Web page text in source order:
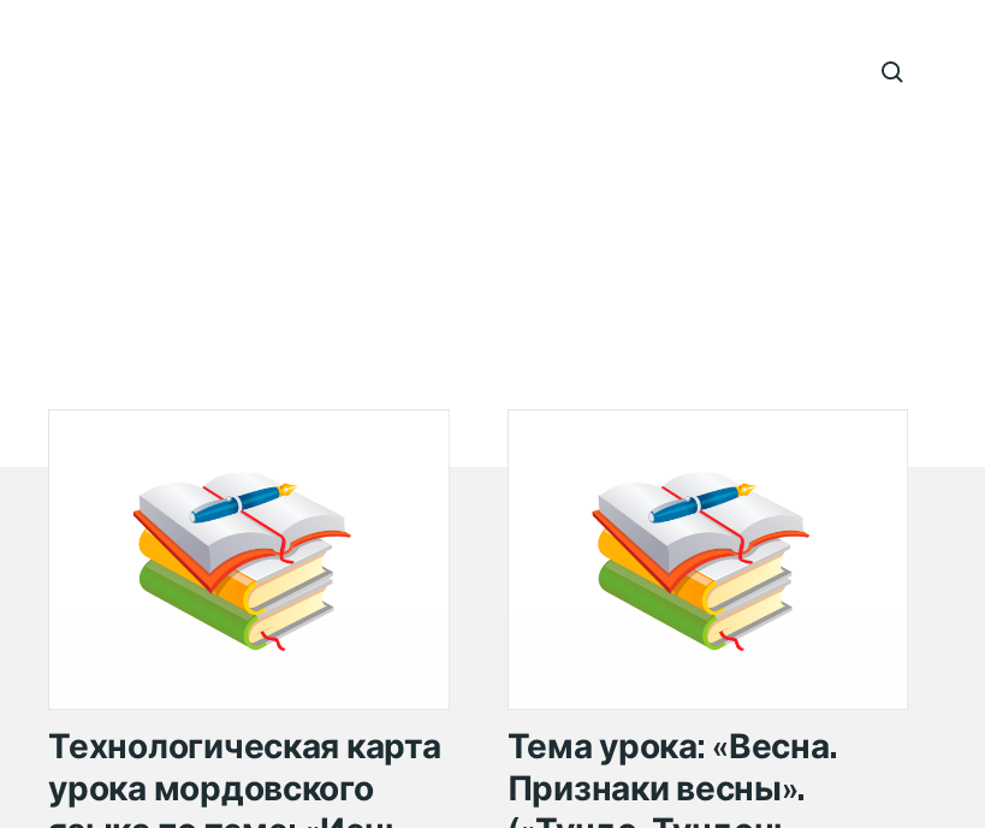
Технологическая карта
урока мордовского
Тема урока: «Весна.
Признаки весны».